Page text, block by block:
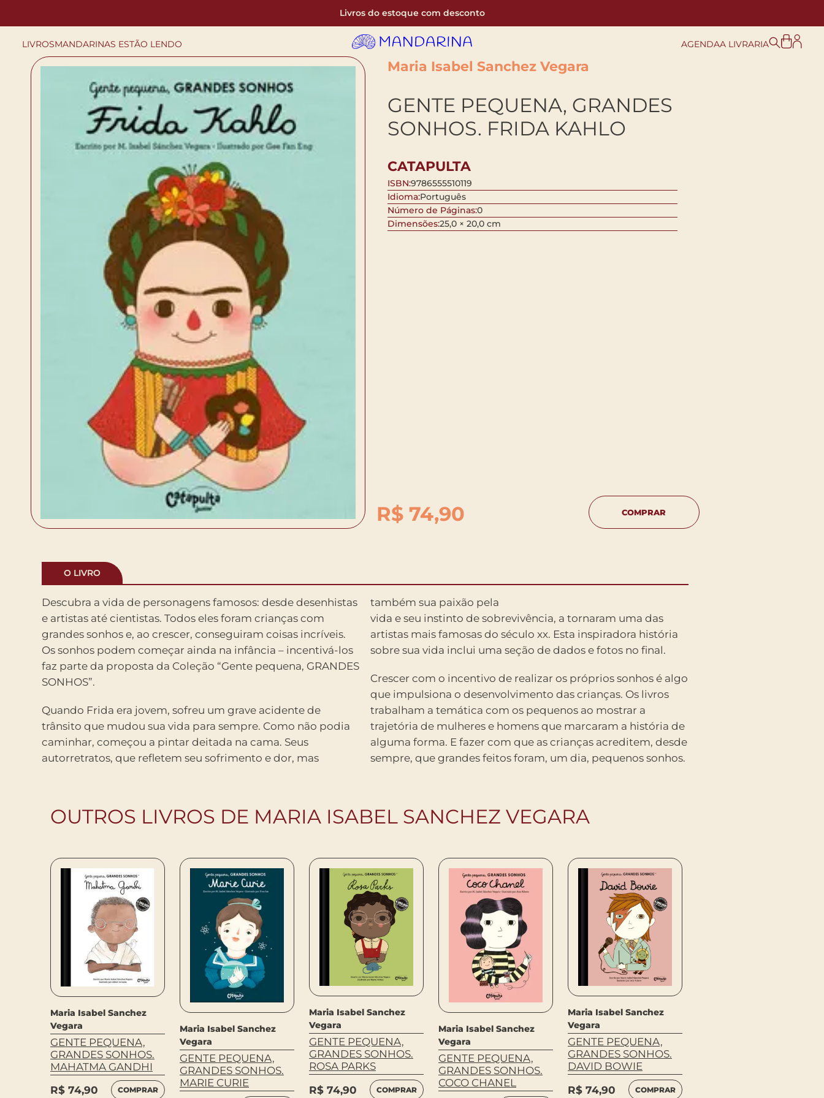
Livros do estoque com desconto
LIVROSMANDARINAS ESTÃO LENDO AGENDAA LIVRARIA
Maria Isabel Sanchez Vegara
GENTE PEQUENA, GRANDES
SONHOS. FRIDA KAHLO
CATAPULTA
ISBN:9786555510119
Idioma:Português
Número de Páginas:0
Dimensões:25,0 × 20,0 cm
R$74,90 COMPRAR
O LIVRO
Descubra a vida de personagens famosos: desde desenhistas
e artistas até cientistas. Todos eles foram crianças com
grandes sonhos e, ao crescer, conseguiram coisas incríveis.
Os sonhos podem começar ainda na infância – incentivá-los
faz parte da proposta da Coleção “Gente pequena, GRANDES
SONHOS”.
Quando Frida era jovem, sofreu um grave acidente de
trânsito que mudou sua vida para sempre. Como não podia
caminhar, começou a pintar deitada na cama. Seus
autorretratos, que refletem seu sofrimento e dor, mas
também sua paixão pela
vida e seu instinto de sobrevivência, a tornaram uma das
artistas mais famosas do século xx. Esta inspiradora história
sobre sua vida inclui uma seção de dados e fotos no final.
Crescer com o incentivo de realizar os próprios sonhos é algo
que impulsiona o desenvolvimento das crianças. Os livros
trabalham a temática com os pequenos ao mostrar a
trajetória de mulheres e homens que marcaram a história de
alguma forma. E fazer com que as crianças acreditem, desde
sempre, que grandes feitos foram, um dia, pequenos sonhos.
OUTROS LIVROS DE MARIA ISABEL SANCHEZ VEGARA
Maria Isabel Sanchez
Vegara
GENTE PEQUENA,
GRANDES SONHOS.
MAHATMA GANDHI
R$ 74,90 COMPRAR
Maria Isabel Sanchez
Vegara
GENTE PEQUENA,
GRANDES SONHOS.
MARIE CURIE
Maria Isabel Sanchez
Vegara
GENTE PEQUENA,
GRANDES SONHOS.
ROSA PARKS
R$ 74,90 COMPRAR
Maria Isabel Sanchez
Vegara
GENTE PEQUENA,
GRANDES SONHOS.
COCO CHANEL
Maria Isabel Sanchez
Vegara
GENTE PEQUENA,
GRANDES SONHOS.
DAVID BOWIE
R$ 74,90 COMPRAR